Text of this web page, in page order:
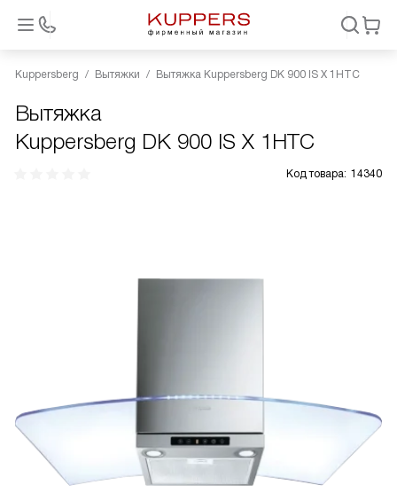
Kuppersberg Вытяжки Вытяжка Kuppersberg DK 900 IS X 1HTC
Вытяжка
Kuppersberg DK 900 IS X 1HTC
Код товара: 14340